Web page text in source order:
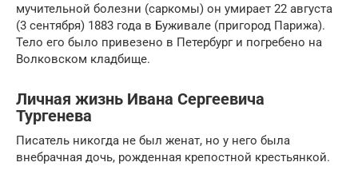
мучительной болезни (саркомы) он умирает 22 августа
(3 сентября) 1883 года в Буживале (пригород Парижа).
Тело его было привезено в Петербург и погребено на
Волковском кладбище.
Личная жизнь Ивана Сергеевича
Тургенева
Писатель никогда не был женат, но у него была
внебрачная дочь, рожденная крепостной крестьянкой.